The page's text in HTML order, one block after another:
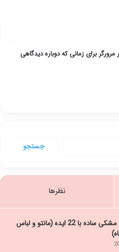
برای زمانی که دوباره دیدگاهی
نظرها
تزیین لباس مشکی ساده با 22 ایده (مانتو و لباس